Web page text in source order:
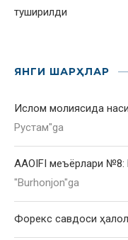
туширилди
ЯНГИ ШАРҲЛАР
Ислом молиясида
Рустам"ga
AAOIFI меъёрлари №8:
"Burhonjon"ga
Форекс савдоси